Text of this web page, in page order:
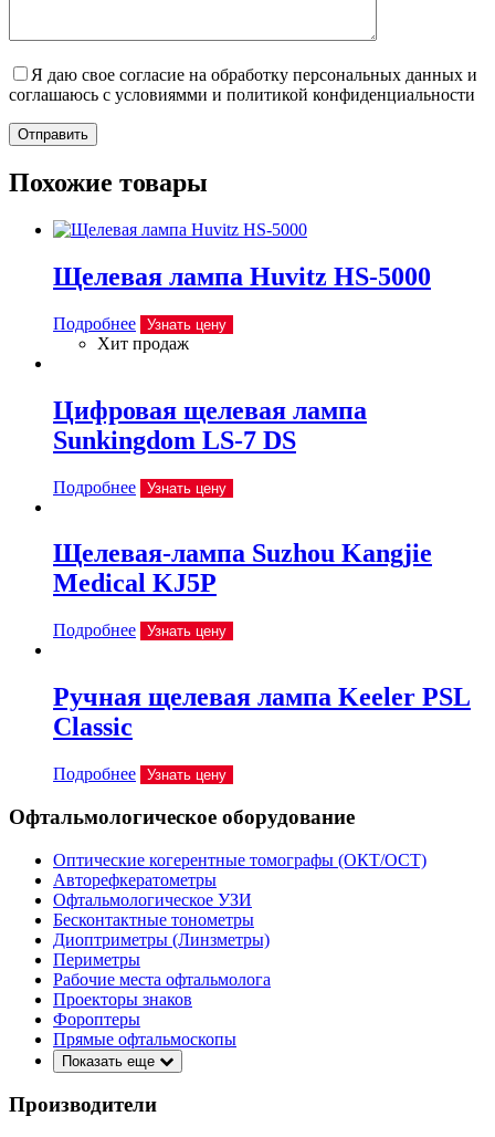
Я даю свое согласие на обработку персональных данных и
соглашаюсь с условиямми и политикой конфиденциальности
Отправить
Похожие товары
Щелевая лампа Huvitz HS-5000
Подробнее Узнать цену
Хит продаж
Цифровая щелевая лампа
Sunkingdom LS-7 DS
Подробнее Узнать цену
Щелевая-лампа Suzhou Kangjie
Medical KJ5P
Подробнее Узнать цену
Ручная щелевая лампа Keeler PSL
Classic
Подробнее Узнать цену
Офтальмологическое оборудование
Оптические когерентные томографы (ОКТ/ОСТ)
Авторефкератометры
Офтальмологическое УЗИ
Бесконтактные тонометры
Диоптриметры (Линзметры)
Периметры
Рабочие места офтальмолога
Проекторы знаков
Фороптеры
Прямые офтальмоскопы
Показать еще
Производители